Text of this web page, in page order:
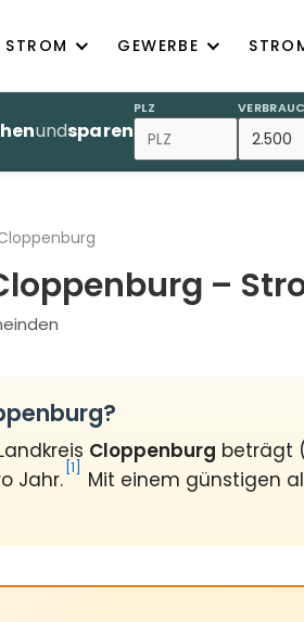
STROM GEWERBE
undsparen
PLZ
–
Cloppenburg beträgt
Jahr. [1] Mit einem günstigen